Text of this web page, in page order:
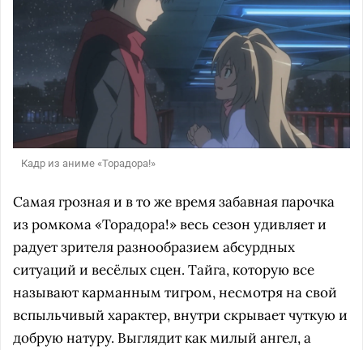
Кадр из аниме «Торадора!»
Самая грозная и в то же время забавная парочка
из ромкома «Торадора!» весь сезон удивляет и
радует зрителя разнообразием абсурдных
ситуаций и весёлых сцен. Тайга, которую все
называют карманным тигром, несмотря на свой
вспыльчивый характер, внутри скрывает чуткую и
добрую натуру. Выглядит как милый ангел, а